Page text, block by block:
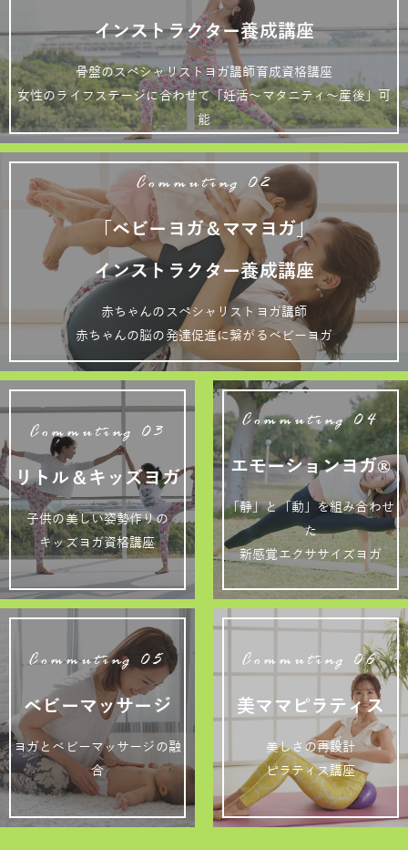
インストラクター養成講座
骨盤のスペシャリストヨガ講師育成資格講座
女性のライフステージに合わせて「妊活～マタニティ～産後」可
能
Commuting 02
「ベビーヨガ＆ママヨガ」
インストラクター養成講座
赤ちゃんのスペシャリストヨガ講師
赤ちゃんの脳の発達促進に繋がるベビーヨガ
Commuting 03
リトル＆キッズヨガ
子供の美しい姿勢作りの
キッズヨガ資格講座
Commuting 04
エモーションヨガ®
「静」と「動」を組み合わせ
た
新感覚エクササイズヨガ
Commuting 05
ベビーマッサージ
ヨガとベビーマッサージの融
合
Commuting 06
美ママピラティス
美しさの再設計
ピラティス講座